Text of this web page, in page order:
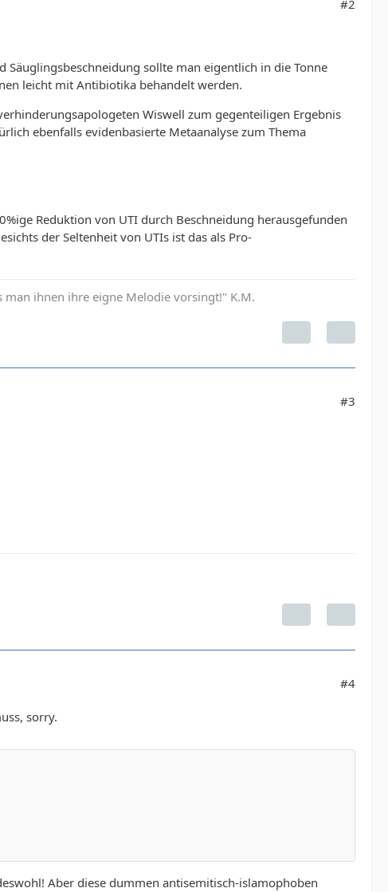
#2
sollte man eigentlich in die Tonne
leicht mit Antibiotika behandelt werden.
Wiswell zum gegenteiligen Ergebnis
ebenfalls evidenbasierte Metaanalyse zum Thema
Reduktion von UTI durch Beschneidung herausgefunden
der Seltenheit von UTIs ist das als Pro-
man ihnen ihre eigne Melodie vorsingt!" K.M.
#3
#4
sorry.
Aber diese dummen antisemitisch-islamophoben